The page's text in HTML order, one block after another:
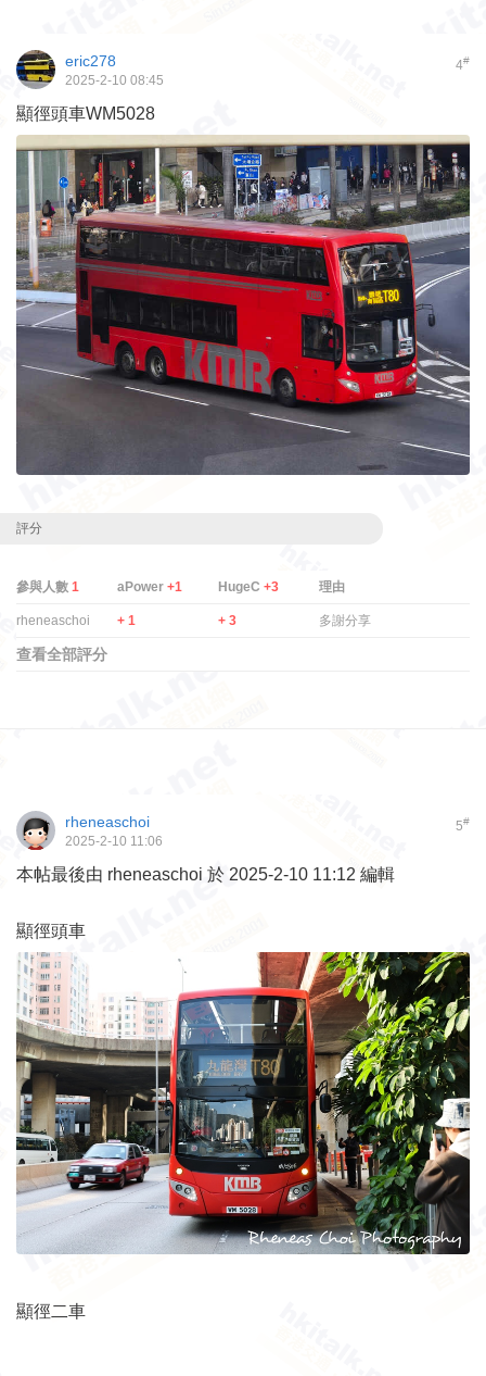
4#
eric278
2025-2-10 08:45
顯徑頭車WM5028
評分
參與人數 1 aPower +1 HugeC +3 理由
rheneaschoi + 1 + 3 多謝分享
查看全部評分
5#
rheneaschoi
2025-2-10 11:06
本帖最後由 rheneaschoi 於 2025-2-10 11:12 編輯
顯徑頭車
顯徑二車